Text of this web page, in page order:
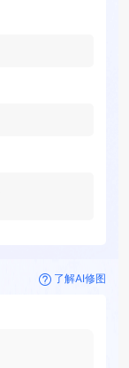
了解AI修图